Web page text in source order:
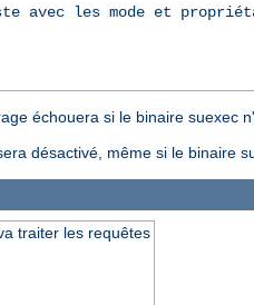
avec les mode et
échouera si le binaire suexec
désactivé, même si le binaire
traiter les requêtes